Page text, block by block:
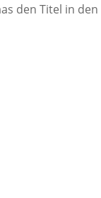
den Titel in